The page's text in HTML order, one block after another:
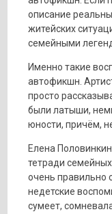
описание
житейских
семейными
Именно такие
автофикшн.
просто
были латыши,
юности, причём,
Елена
тетради
очень правильно
недетские
сумеет,